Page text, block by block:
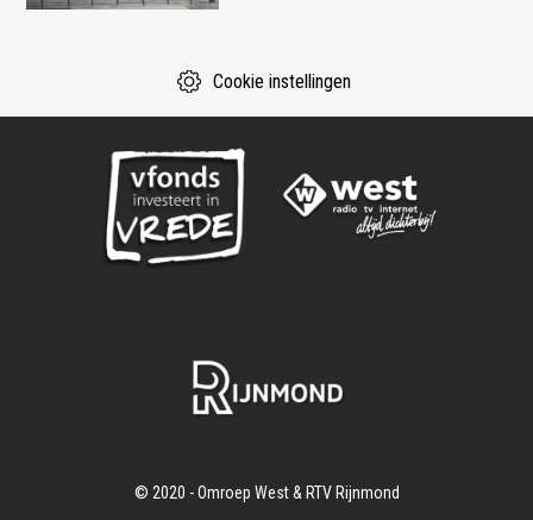
Cookie instellingen